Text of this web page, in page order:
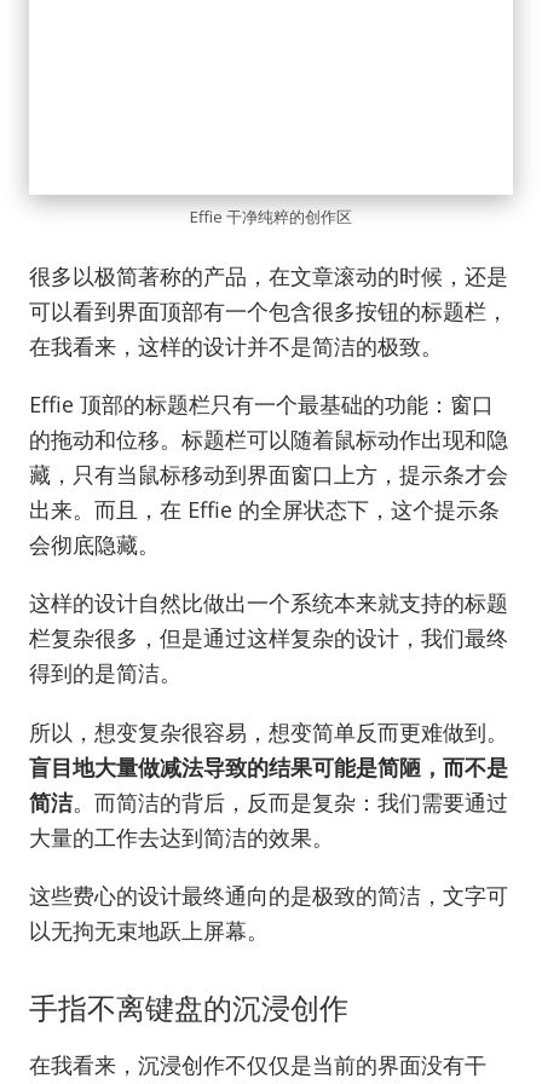
Effie 干净纯粹的创作区
很多以极简著称的产品，在文章滚动的时候，还是
可以看到界面顶部有一个包含很多按钮的标题栏，
在我看来，这样的设计并不是简洁的极致。
Effie 顶部的标题栏只有一个最基础的功能：窗口
的拖动和位移。标题栏可以随着鼠标动作出现和隐
藏，只有当鼠标移动到界面窗口上方，提示条才会
出来。而且，在 Effie 的全屏状态下，这个提示条
会彻底隐藏。
这样的设计自然比做出一个系统本来就支持的标题
栏复杂很多，但是通过这样复杂的设计，我们最终
得到的是简洁。
所以，想变复杂很容易，想变简单反而更难做到。
盲目地大量做减法导致的结果可能是简陋，而不是
简洁。而简洁的背后，反而是复杂：我们需要通过
大量的工作去达到简洁的效果。
这些费心的设计最终通向的是极致的简洁，文字可
以无拘无束地跃上屏幕。
手指不离键盘的沉浸创作
在我看来，沉浸创作不仅仅是当前的界面没有干